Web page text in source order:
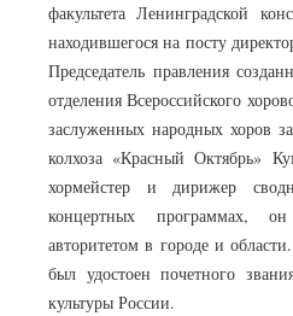
факультета Ленинградской
находившегося на посту
Председатель правления
отделения Всероссийского
заслуженных народных хоров
колхоза «Красный Октябрь»
хормейстер и дирижер
концертных программах,
авторитетом в городе и
был удостоен почетного
культуры России.